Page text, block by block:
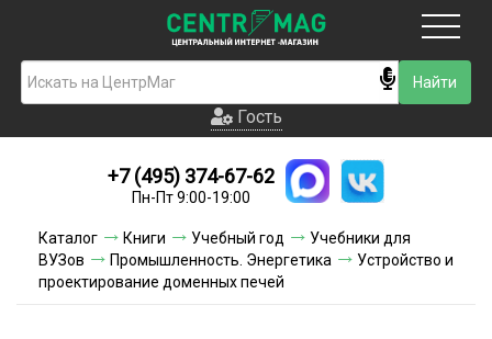
Гость
Новинки
Условия доставки
Условия оплаты
Гость
+7 (495) 374-67-62
Пн-Пт 9:00-19:00
Каталог Книги Учебный год
Учебники для
ВУЗов
Промышленность. Энергетика
Устройство и
проектирование доменных печей